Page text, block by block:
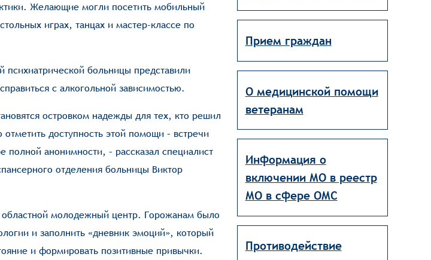
Желающие могли посетить мобильный
играх, танцах и мастер-классе по
психиатрической больницы представили
с алкогольной зависимостью.
островком надежды для тех, кто решил
доступность этой помощи – встречи
полной анонимности, – рассказал специалист
отделения больницы Виктор
областной молодежный центр. Горожанам было
и заполнить «дневник эмоций», который
и формировать позитивные привычки.
Прием граждан
О медицинской помощи
ветеранам
Информация о
включении МО в реестр
МО в сфере ОМС
Противодействие